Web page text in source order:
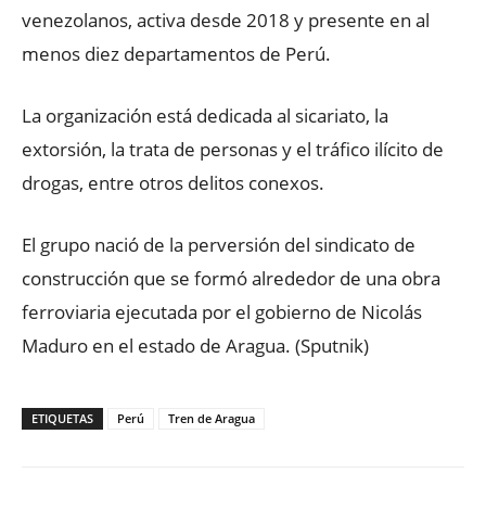
venezolanos, activa desde 2018 y presente en al
menos diez departamentos de Perú.
La organización está dedicada al sicariato, la
extorsión, la trata de personas y el tráfico ilícito de
drogas, entre otros delitos conexos.
El grupo nació de la perversión del sindicato de
construcción que se formó alrededor de una obra
ferroviaria ejecutada por el gobierno de Nicolás
Maduro en el estado de Aragua. (Sputnik)
ETIQUETAS Perú Tren de Aragua